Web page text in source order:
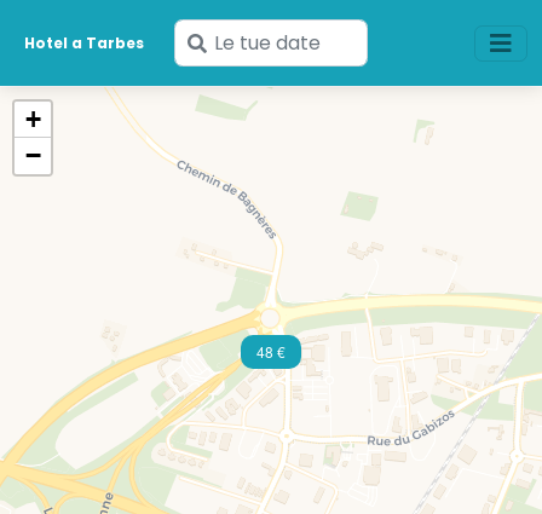
Hotel a Tarbes
Inserisci
le
tue
48 €
+
−